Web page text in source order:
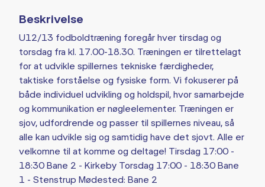
Beskrivelse
U12/13 fodboldtræning foregår hver tirsdag og
torsdag fra kl. 17.00-18.30. Træningen er tilrettelagt
for at udvikle spillernes tekniske færdigheder,
taktiske forståelse og fysiske form. Vi fokuserer på
både individuel udvikling og holdspil, hvor samarbejde
og kommunikation er nøgleelementer. Træningen er
sjov, udfordrende og passer til spillernes niveau, så
alle kan udvikle sig og samtidig have det sjovt. Alle er
velkomne til at komme og deltage! Tirsdag 17:00 -
18:30 Bane 2 - Kirkeby Torsdag 17:00 - 18:30 Bane
1 - Stenstrup Mødested: Bane 2